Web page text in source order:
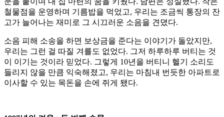
철물점을 운영하며 기름밥을 먹었고, 우리는 조금씩 통장의 잔
고가 늘어나는 재미로 그 시끄러운 소음을 견뎠다.
소음 피해 소송을 하면 보상금을 준다는 이야기가 돌았지만,
우리는 그런 걸 따질 겨를도 없었다. 그저 하루하루 버티는 것
이 이기는 것이라 믿었다. 그렇게 10년을 버티니 헬기 소리도
들리지 않을 만큼 익숙해졌고, 우리는 마침내 번듯한 아파트로
이사할 수 있는 목돈을 손에 쥐게 됐다.